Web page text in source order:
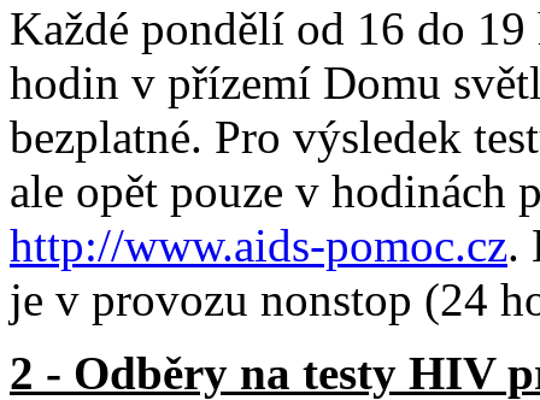
Každé pondělí od 16 do
hodin v přízemí Domu
bezplatné. Pro výsledek
ale opět pouze v hodinách
http://www.aids-pomoc.cz.
je v provozu nonstop (24
2 - Odběry na testy HIV